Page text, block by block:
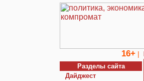
16+ |
Разделы сайта
Дайджест